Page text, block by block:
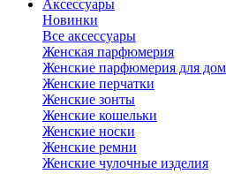
Аксессуары
Новинки
Все аксессуары
Женская парфюмерия
Женские парфюмерия для
Женские перчатки
Женские зонты
Женские кошельки
Женские носки
Женские ремни
Женские чулочные изделия